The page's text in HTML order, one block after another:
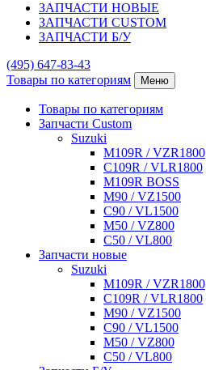
ЗАПЧАСТИ НОВЫЕ
ЗАПЧАСТИ CUSTOM
ЗАПЧАСТИ Б/У
(495) 647-83-43
Товары по категориям
Меню
Товары по категориям
Запчасти Custom
Suzuki
M109R / VZR1800
C109R / VLR1800
M109R BOSS
M90 / VZ1500
C90 / VL1500
M50 / VZ800
C50 / VL800
Запчасти новые
Suzuki
M109R / VZR1800
C109R / VLR1800
M90 / VZ1500
C90 / VL1500
M50 / VZ800
C50 / VL800